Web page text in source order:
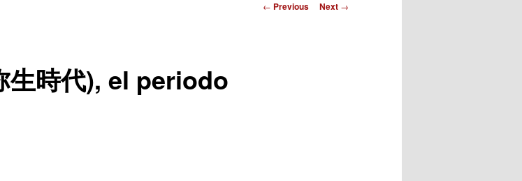
Post
← Previous Next →
生時代), el periodo